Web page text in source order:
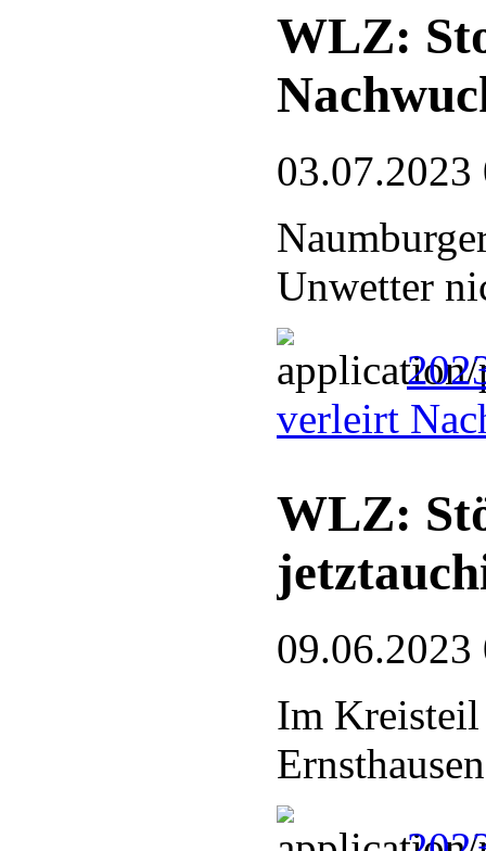
WLZ:
03.07.2023
Unwetter
verleirt
WLZ:
09.06.2023
Im Kreisteil